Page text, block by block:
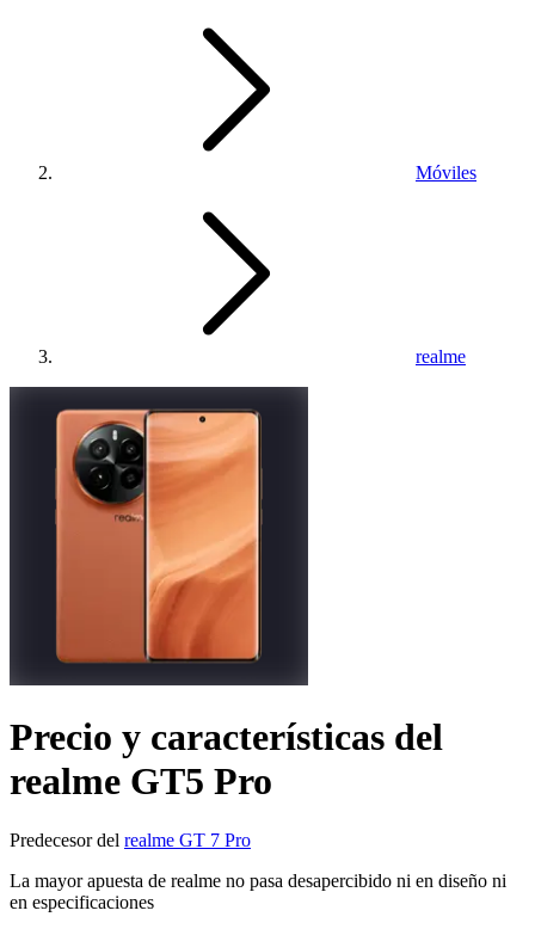
Móviles
realme
Precio y características del
realme GT5 Pro
Predecesor del realme GT 7 Pro
La mayor apuesta de realme no pasa desapercibido ni en diseño ni
en especificaciones